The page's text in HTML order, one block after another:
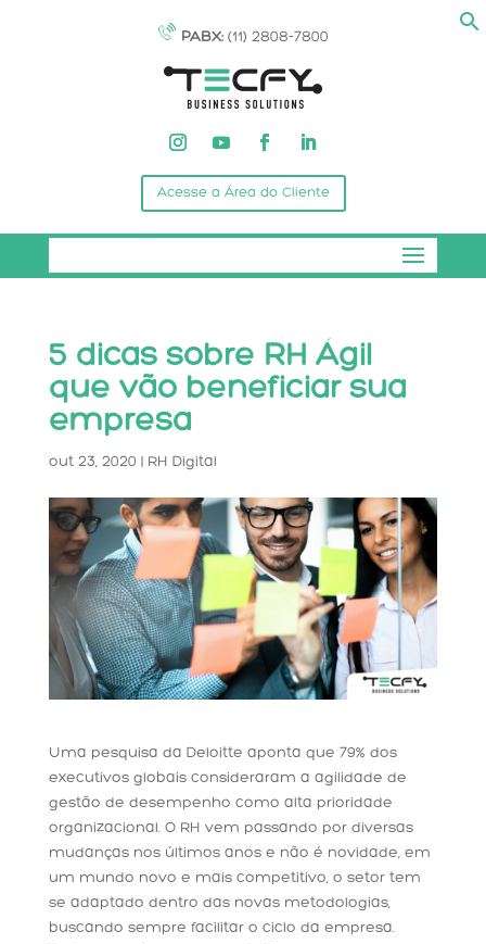
PABX: (11) 2808-7800
Acesse a Área do Cliente
5 dicas sobre RH Ágil
que vão beneficiar sua
empresa
out 23, 2020 | RH Digital
Uma pesquisa da Deloitte aponta que 79% dos
executivos globais consideraram a agilidade de
gestão de desempenho como alta prioridade
organizacional. O RH vem passando por diversas
mudanças nos últimos anos e não é novidade, em
um mundo novo e mais competitivo, o setor tem
se adaptado dentro das novas metodologias,
buscando sempre facilitar o ciclo da empresa.